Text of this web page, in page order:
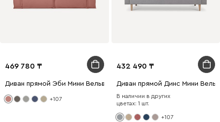
469 780
Диван прямой Эби Мини Вельвет Розовый
+107
432 490
Диван прямой Динс Мини
В наличии в других
цветах: 1 шт.
+107